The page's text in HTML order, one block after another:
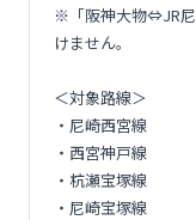
※「阪神大物⇔JR尼
けません。
＜対象路線＞
・尼崎西宮線
・西宮神戸線
・杭瀬宝塚線
・尼崎宝塚線